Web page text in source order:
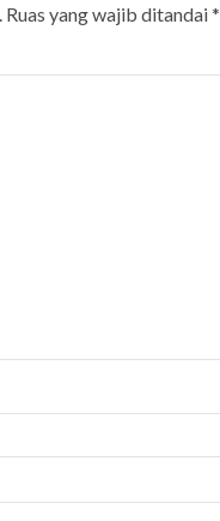
Ruas yang wajib ditandai*